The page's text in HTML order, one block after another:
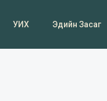
УИХ Эдийн Засаг